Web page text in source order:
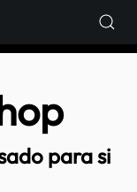
para si